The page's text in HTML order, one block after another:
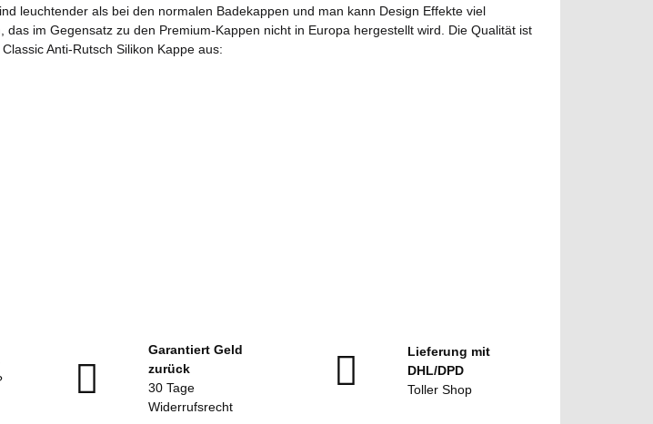
leuchtender als bei den normalen Badekappen und man kann Design Effekte viel
im Gegensatz zu den Premium-Kappen nicht in Europa hergestellt wird. Die Qualität ist
Anti-Rutsch Silikon Kappe aus:
Garantiert Geld
zurück
30 Tage
Widerrufsrecht
Lieferung mit
DHL/DPD
Toller Shop